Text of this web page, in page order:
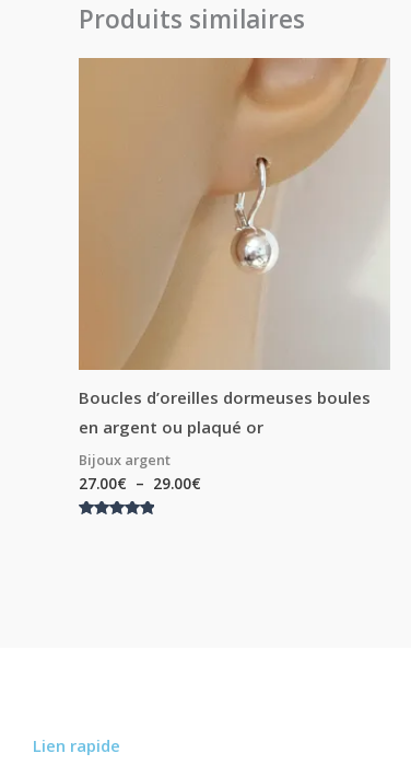
Produits similaires
Boucles d’oreilles dormeuses boules
en argent ou plaqué or
Bijoux argent
27.00€ – 29.00€
Lien rapide